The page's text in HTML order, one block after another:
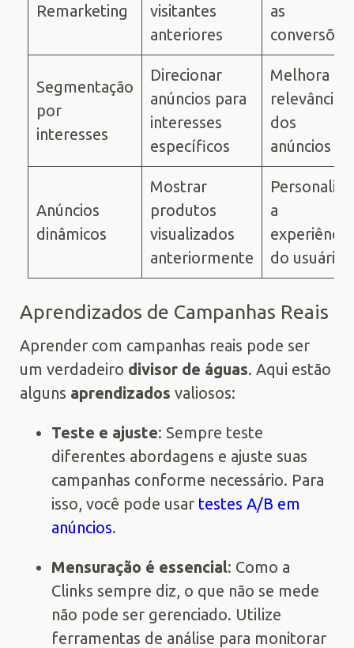
Remarketing
visitantes
anteriores
as
conversões
Segmentação
por
interesses
Direcionar
anúncios para
interesses
específicos
Melhora a
relevância
dos
anúncios
Anúncios
dinâmicos
Mostrar
produtos
visualizados
anteriormente
Personaliza
a
experiência
do usuário
Aprendizados de Campanhas Reais
Aprender com campanhas reais pode ser
um verdadeiro divisor de águas. Aqui estão
alguns aprendizados valiosos:
Teste e ajuste: Sempre teste
diferentes abordagens e ajuste suas
campanhas conforme necessário. Para
isso, você pode usar testes A/B em
anúncios.
Mensuração é essencial: Como a
Clinks sempre diz, o que não se mede
não pode ser gerenciado. Utilize
ferramentas de análise para monitorar